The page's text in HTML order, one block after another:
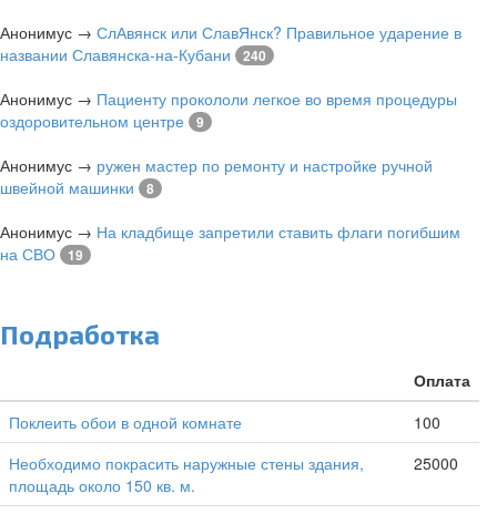
Анонимус → СлАвянск или СлавЯнск? Правильное ударение в
названии Славянска-на-Кубани
240
Анонимус → Пациенту прокололи легкое во время процедуры
оздоровительном центре
9
Анонимус → ружен мастер по ремонту и настройке ручной
швейной машинки
8
Анонимус → На кладбище запретили ставить флаги погибшим
на СВО
19
Подработка
Оплата
Поклеить обои в одной комнате
100
Необходимо покрасить наружные стены здания,
площадь около 150 кв. м.
25000